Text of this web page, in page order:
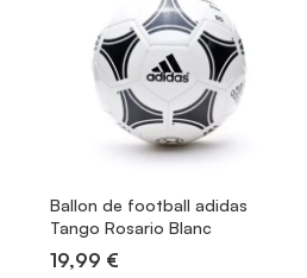
Ballon de football adidas
Tango Rosario Blanc
19,99 €